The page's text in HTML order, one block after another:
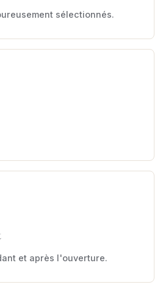
sélectionnés.
et après l'ouverture.